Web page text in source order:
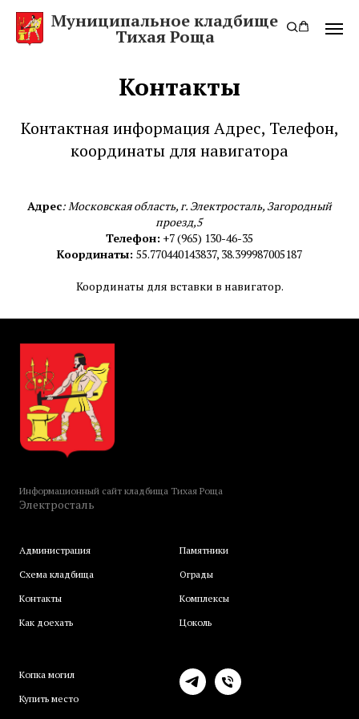
Муниципальное кладбище
Тихая Роща
Контакты
Контактная информация Адрес, Телефон,
координаты для навигатора
Адрес: Московская область, г. Электросталь, Загородный
проезд,5
Телефон: +7 (965) 130-46-35
Координаты: 55.770440143837, 38.399987005187
Координаты для вставки в навигатор.
Информационный сайт кладбища Тихая Роща
Электросталь
Администрация
Схема кладбища
Контакты
Как доехать
Памятники
Ограды
Комплексы
Цоколь
Копка могил
Купить место